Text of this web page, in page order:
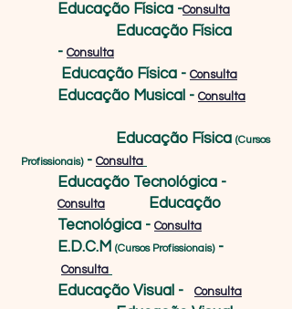
Educação Física -Consulta
Educação Física
- Consulta
Educação Física - Consulta
Educação Musical - Consulta
Educação Física (Cursos
Profissionais)- Consulta
Educação Tecnológica -
Consulta
Educação
Tecnológica - Consulta
E.D.C.M (Cursos Profissionais)-
Consulta
Educação Visual - Consulta